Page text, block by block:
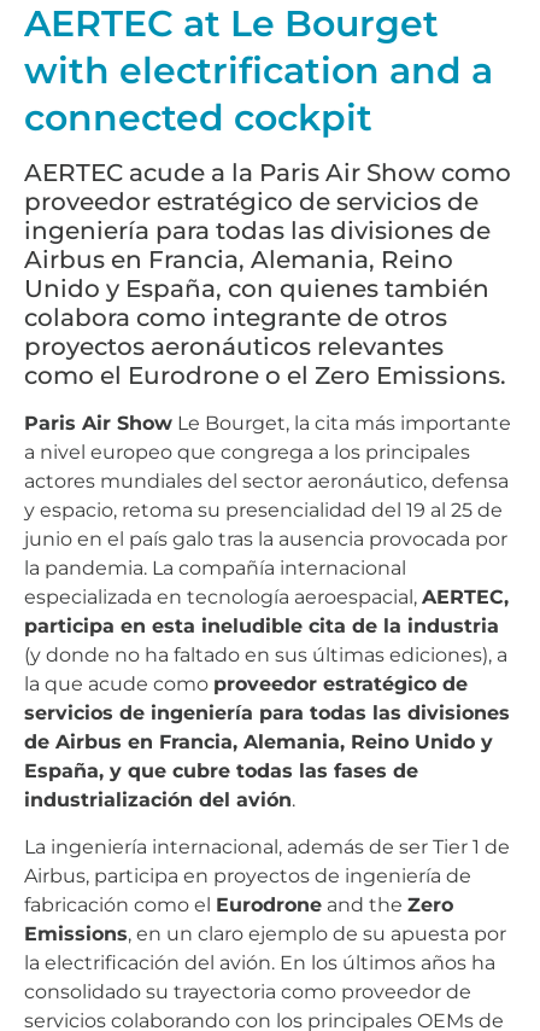
AERTEC at Le Bourget
with electrification and a
connected cockpit
AERTEC acude a la Paris Air Show como
proveedor estratégico de servicios de
ingeniería para todas las divisiones de
Airbus en Francia, Alemania, Reino
Unido y España, con quienes también
colabora como integrante de otros
proyectos aeronáuticos relevantes
como el Eurodrone o el Zero Emissions.
Paris Air Show Le Bourget, la cita más importante
a nivel europeo que congrega a los principales
actores mundiales del sector aeronáutico, defensa
y espacio, retoma su presencialidad del 19 al 25 de
junio en el país galo tras la ausencia provocada por
la pandemia. La compañía internacional
especializada en tecnología aeroespacial, AERTEC,
participa en esta ineludible cita de la industria
(y donde no ha faltado en sus últimas ediciones), a
la que acude como proveedor estratégico de
servicios de ingeniería para todas las divisiones
de Airbus en Francia, Alemania, Reino Unido y
España, y que cubre todas las fases de
industrialización del avión.
La ingeniería internacional, además de ser Tier 1 de
Airbus, participa en proyectos de ingeniería de
fabricación como el Eurodrone and the Zero
Emissions, en un claro ejemplo de su apuesta por
la electrificación del avión. En los últimos años ha
consolidado su trayectoria como proveedor de
servicios colaborando con los principales OEMs de